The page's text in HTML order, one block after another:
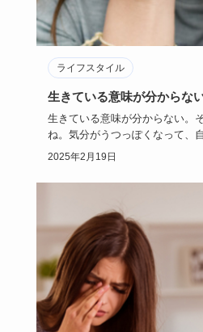
ライフスタイル
生きている意味が分からな
生きている意味が分からない。
ね。気分がうつっぽくなって、
くれないような気…
2025年2月19日